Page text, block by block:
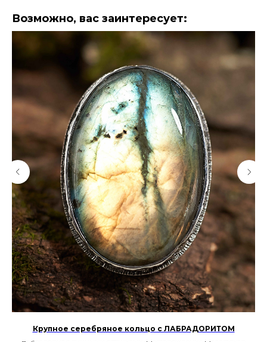
Возможно, вас заинтересует:
Крупное серебряное кольцо с ЛАБРАДОРИТОМ